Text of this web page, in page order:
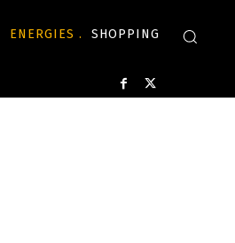
ENERGIES . SHOPPING